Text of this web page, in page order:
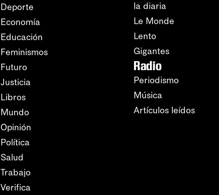
Deporte
Economía
Educación
Feminismos
Futuro
Justicia
Libros
Mundo
Opinión
Política
Salud
Trabajo
Verifica
la diaria
Le Monde
Lento
Gigantes
Radio
Periodismo
Música
Artículos leídos